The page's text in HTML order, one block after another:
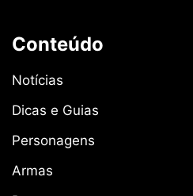
Conteúdo
Notícias
Dicas e Guias
Personagens
Armas